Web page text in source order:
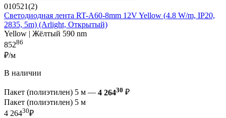
010521(2)
Светодиодная лента RT-A60-8mm 12V Yellow (4.8 W/m, IP20,
2835, 5m) (Arlight, Открытый)
Yellow | Жёлтый 590 nm
85286
₽/м
В наличии
Пакет (полиэтилен) 5 м — 4 26430 ₽
Пакет (полиэтилен) 5 м
4 26430₽